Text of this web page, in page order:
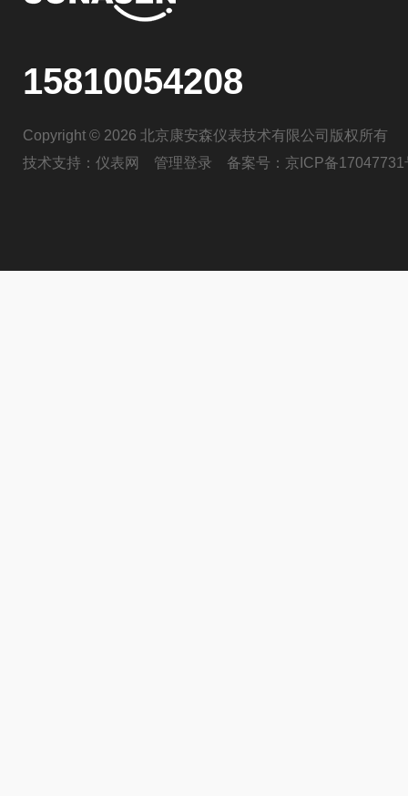
15810054208
Copyright © 2026 北京康安森仪表技术有限公司版权所有
技术支持： 仪表网 管理登录 备案号： 京ICP备17047731